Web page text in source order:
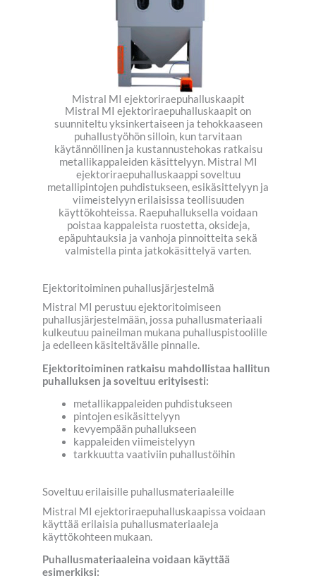
Mistral MI ejektoriraepuhalluskaapit
Mistral MI ejektoriraepuhalluskaapit on
suunniteltu yksinkertaiseen ja tehokkaaseen
puhallustyöhön silloin, kun tarvitaan
käytännöllinen ja kustannustehokas ratkaisu
metallikappaleiden käsittelyyn. Mistral MI
ejektoriraepuhalluskaappi soveltuu
metallipintojen puhdistukseen, esikäsittelyyn ja
viimeistelyyn erilaisissa teollisuuden
käyttökohteissa. Raepuhalluksella voidaan
poistaa kappaleista ruostetta, oksideja,
epäpuhtauksia ja vanhoja pinnoitteita sekä
valmistella pinta jatkokäsittelyä varten.
Ejektoritoiminen puhallusjärjestelmä
Mistral MI perustuu ejektoritoimiseen
puhallusjärjestelmään, jossa puhallusmateriaali
kulkeutuu paineilman mukana puhalluspistoolille
ja edelleen käsiteltävälle pinnalle.
Ejektoritoiminen ratkaisu mahdollistaa hallitun
puhalluksen ja soveltuu erityisesti:
metallikappaleiden puhdistukseen
pintojen esikäsittelyyn
kevyempään puhallukseen
kappaleiden viimeistelyyn
tarkkuutta vaativiin puhallustöihin
Soveltuu erilaisille puhallusmateriaaleille
Mistral MI ejektoriraepuhalluskaapissa voidaan
käyttää erilaisia puhallusmateriaaleja
käyttökohteen mukaan.
Puhallusmateriaaleina voidaan käyttää
esimerkiksi: